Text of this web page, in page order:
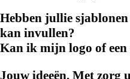
Hebben jullie
kan invullen?
Kan ik mijn logo of een
Jouw ideeën. Met zorg